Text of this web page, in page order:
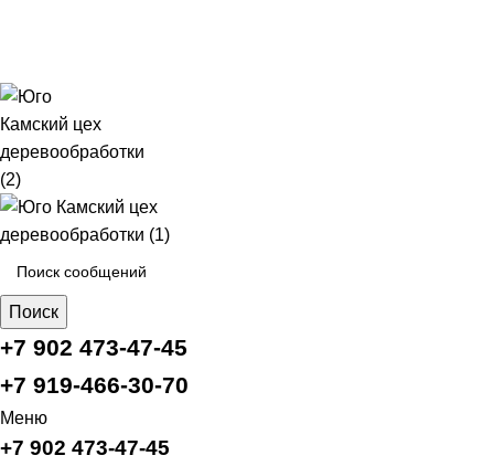
Поиск
+7 902 473-47-45
+7 919-466-30-70
Меню
+7 902 473-47-45